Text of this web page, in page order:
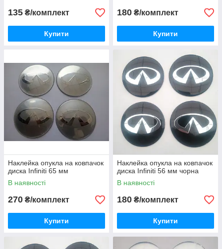
135 ₴/комплект
Купити
180 ₴/комплект
Купити
Наклейка опукла на ковпачок
диска Infiniti 65 мм
В наявності
270 ₴/комплект
Купити
Наклейка опукла на ковпачок
диска Infiniti 56 мм чорна
В наявності
180 ₴/комплект
Купити